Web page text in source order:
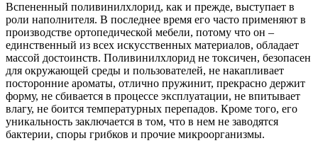
Вспененный поливинилхлорид, как и прежде, выступает в
роли наполнителя. В последнее время его часто применяют в
производстве ортопедической мебели, потому что он –
единственный из всех искусственных материалов, обладает
массой достоинств. Поливинилхлорид не токсичен, безопасен
для окружающей среды и пользователей, не накапливает
посторонние ароматы, отлично пружинит, прекрасно держит
форму, не сбивается в процессе эксплуатации, не впитывает
влагу, не боится температурных перепадов. Кроме того, его
уникальность заключается в том, что в нем не заводятся
бактерии, споры грибков и прочие микроорганизмы.